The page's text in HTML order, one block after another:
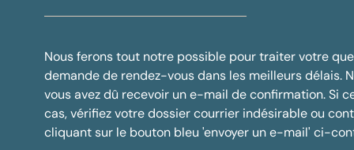
Tous les traitements
Nous ferons tout notre possible pour traiter votre
demande de rendez-vous dans les meilleurs délais.
vous avez dû recevoir un e-mail de confirmation. Si
cas, vérifiez votre dossier courrier indésirable ou
cliquant sur le bouton bleu 'envoyer un e-mail' ci-